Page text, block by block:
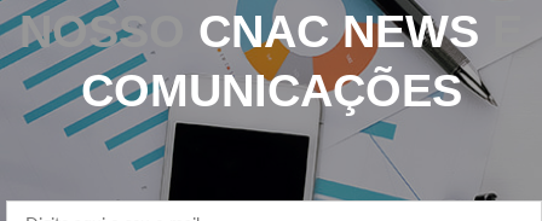
NOSSO CNAC NEWS
COMUNICAÇÕES